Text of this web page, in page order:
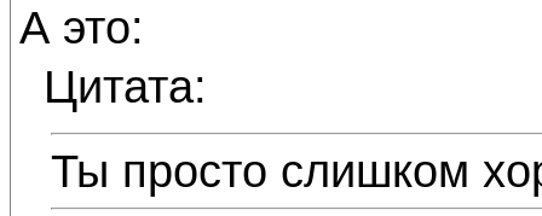
А это:
Цитата:
Ты просто слишком